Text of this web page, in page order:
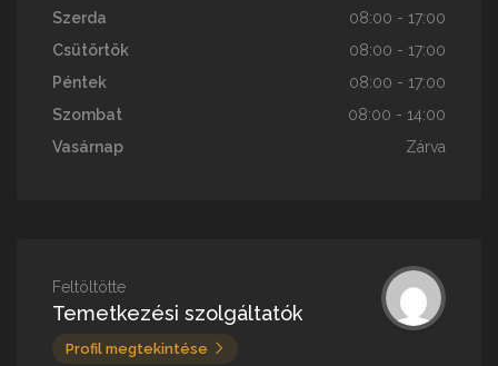
Szerda
08:00 - 17:00
Csütörtök
08:00 - 17:00
Péntek
08:00 - 17:00
Szombat
08:00 - 14:00
Vasárnap
Zárva
Feltöltötte
Temetkezési szolgáltatók
Profil megtekintése